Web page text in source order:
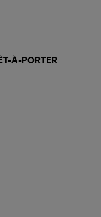
À-PORTER